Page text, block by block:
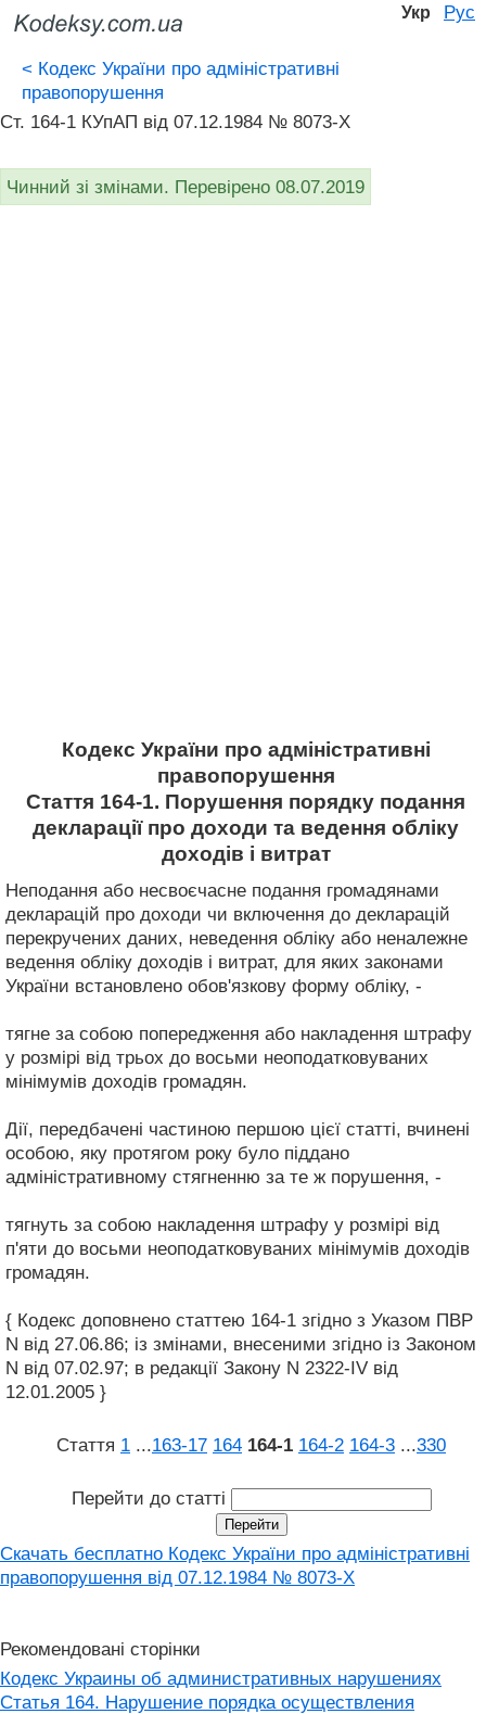
Укр Рус
< Кодекс України про адміністративні
правопорушення
Ст. 164-1 КУпАП вiд 07.12.1984 № 8073-X
Чинний зі змінами. Перевірено 08.07.2019
Кодекс України про адміністративні
правопорушення
Стаття 164-1. Порушення порядку подання
декларації про доходи та ведення обліку
доходів і витрат
Неподання або несвоєчасне подання громадянами
декларацій про доходи чи включення до декларацій
перекручених даних, неведення обліку або неналежне
ведення обліку доходів і витрат, для яких законами
України встановлено обов'язкову форму обліку, -
тягне за собою попередження або накладення штрафу
у розмірі від трьох до восьми неоподатковуваних
мінімумів доходів громадян.
Дії, передбачені частиною першою цієї статті, вчинені
особою, яку протягом року було піддано
адміністративному стягненню за те ж порушення, -
тягнуть за собою накладення штрафу у розмірі від
п'яти до восьми неоподатковуваних мінімумів доходів
громадян.
{ Кодекс доповнено статтею 164-1 згідно з Указом ПВР
N від 27.06.86; із змінами, внесеними згідно із Законом
N від 07.02.97; в редакції Закону N 2322-IV від
12.01.2005 }
Стаття 1 ...163‑17 164 164‑1 164‑2 164‑3 ...330
Перейти до статті
Скачать бесплатно Кодекс України про адміністративні
правопорушення вiд 07.12.1984 № 8073-X
Рекомендовані сторінки
Кодекс Украины об административных нарушениях
Статья 164. Нарушение порядка осуществления